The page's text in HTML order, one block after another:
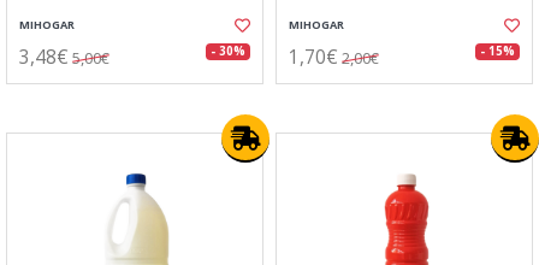
MIHOGAR
3,48€ 5,00€ - 30%
MIHOGAR
1,70€ 2,00€ - 15%